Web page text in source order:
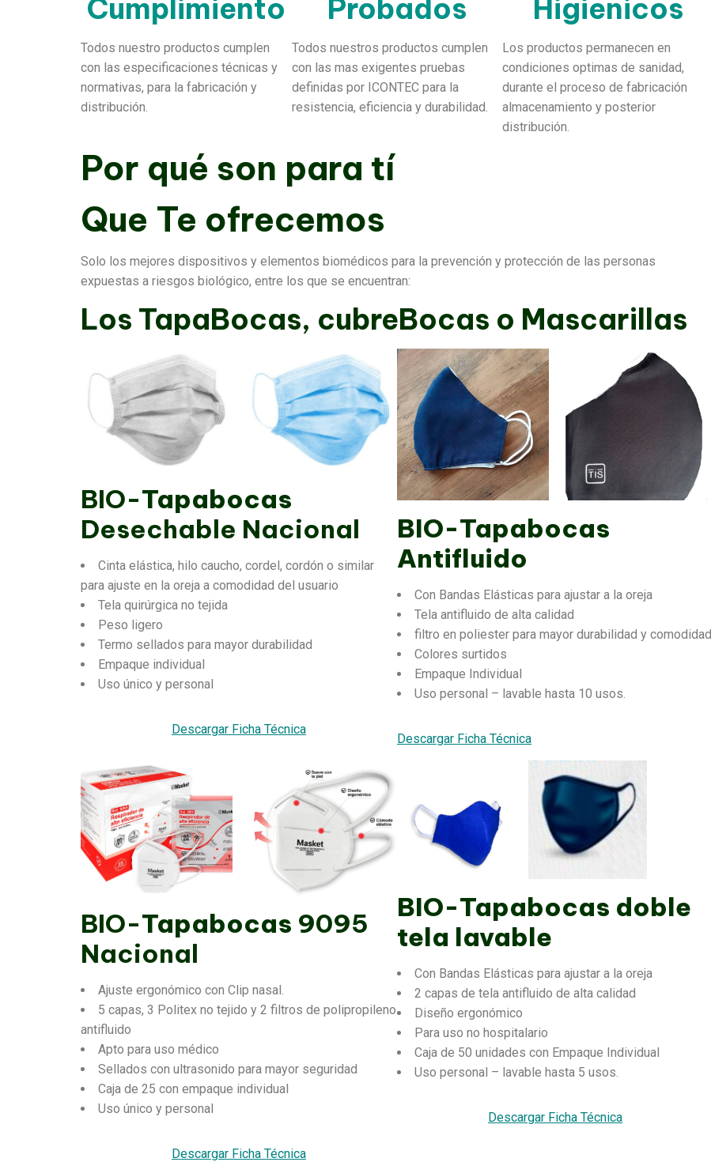
Cumplimiento
Todos nuestro productos cumplen
con las especificaciones técnicas y
normativas, para la fabricación y
distribución.
Probados
Todos nuestros productos cumplen
con las mas exigentes pruebas
definidas por ICONTEC para la
resistencia, eficiencia y durabilidad.
Higienicos
Los productos permanecen en
condiciones optimas de sanidad,
durante el proceso de fabricación
almacenamiento y posterior
distribución.
Por qué son para tí
Que Te ofrecemos
Solo los mejores dispositivos y elementos biomédicos para la prevención y protección de las personas
expuestas a riesgos biológico, entre los que se encuentran:
Los TapaBocas, cubreBocas o Mascarillas
BIO-Tapabocas
Desechable Nacional
Cinta elástica, hilo caucho, cordel, cordón o similar
para ajuste en la oreja a comodidad del usuario
Tela quirúrgica no tejida
Peso ligero
Termo sellados para mayor durabilidad
Empaque individual
Uso único y personal
Descargar Ficha Técnica
BIO-Tapabocas
Antifluido
Con Bandas Elásticas para ajustar a la oreja
Tela antifluido de alta calidad
filtro en poliester para mayor durabilidad y comodidad
Colores surtidos
Empaque Individual
Uso personal – lavable hasta 10 usos.
Descargar Ficha Técnica
BIO-Tapabocas 9095
Nacional
Ajuste ergonómico con Clip nasal.
5 capas, 3 Politex no tejido y 2 filtros de polipropileno
antifluido
Apto para uso médico
Sellados con ultrasonido para mayor seguridad
Caja de 25 con empaque individual
Uso único y personal
Descargar Ficha Técnica
BIO-Tapabocas doble
tela lavable
Con Bandas Elásticas para ajustar a la oreja
2 capas de tela antifluido de alta calidad
Diseño ergonómico
Para uso no hospitalario
Caja de 50 unidades con Empaque Individual
Uso personal – lavable hasta 5 usos.
Descargar Ficha Técnica